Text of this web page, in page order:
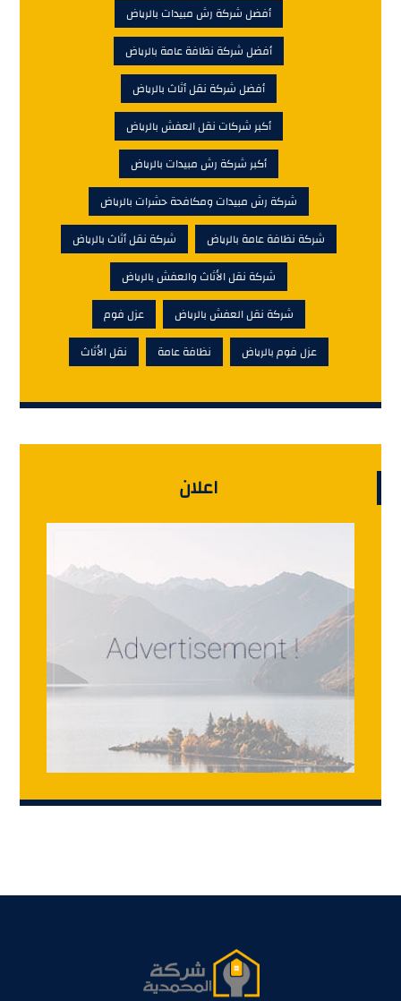
أفضل شركة رش مبيدات بالرياض
أفضل شركة نظافة عامة بالرياض
أفضل شركة نقل أثاث بالرياض
أكبر شركات نقل العفش بالرياض
أكبر شركة رش مبيدات بالرياض
شركة رش مبيدات ومكافحة حشرات بالرياض
شركة نظافة عامة بالرياض
شركة نقل أثاث بالرياض
شركة نقل الأثاث والعفش بالرياض
شركة نقل العفش بالرياض
عزل فوم
عزل فوم بالرياض
نظافة عامة نقل الأثاث
اعلان